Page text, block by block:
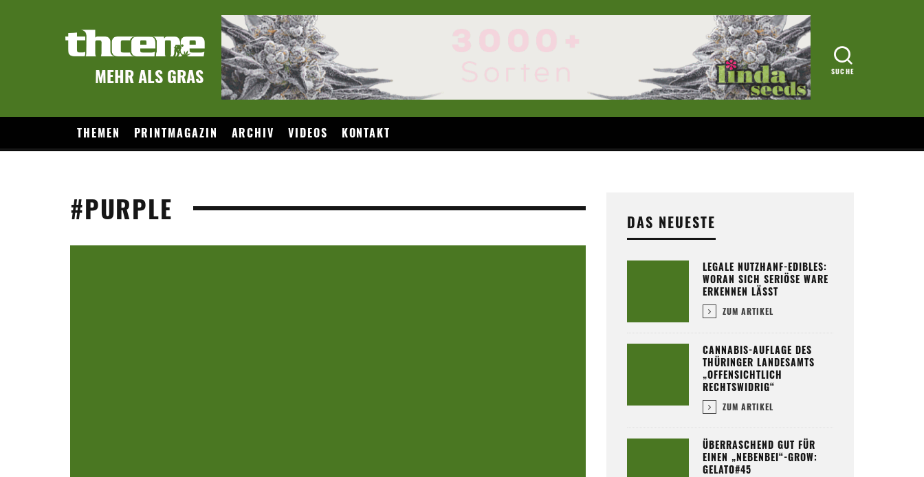
MEHR ALS GRAS
THEMEN PRINTMAGAZIN ARCHIV VIDEOS KONTAKT
#PURPLE DAS NEUESTE
LEGALE NUTZHANF-EDIBLES:
WORAN SICH SERIÖSE WARE
ERKENNEN LÄSST
ZUM ARTIKEL
CANNABIS-AUFLAGE DES
THÜRINGER LANDESAMTS
„OFFENSICHTLICH
RECHTSWIDRIG“
ZUM ARTIKEL
ÜBERRASCHEND GUT FÜR
EINEN „NEBENBEI“-GROW:
GELATO#45